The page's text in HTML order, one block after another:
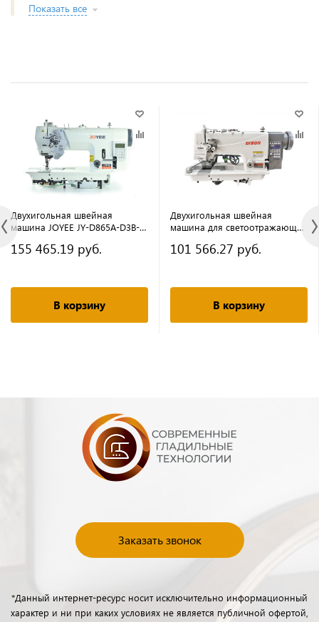
Показать все
Двухигольная швейная
машина JOYEE JY-D865A-D3B-
155 465.19 руб.
В корзину
Двухигольная швейная
машина для светоотражающей
(комплект) с направляющими
101 566.27 руб.
В корзину
Заказать звонок
*Данный интернет-ресурс носит исключительно информационный
характер и ни при каких условиях не является публичной офертой,